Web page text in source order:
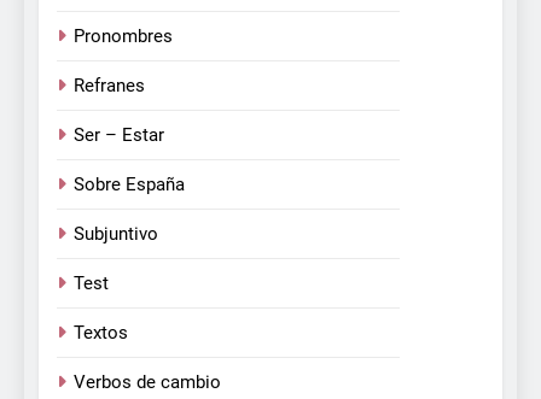
Pronombres
Refranes
Ser – Estar
Sobre España
Subjuntivo
Test
Textos
Verbos de cambio